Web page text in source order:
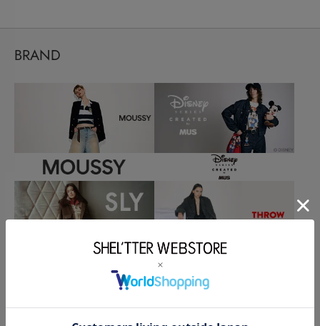
BRAND